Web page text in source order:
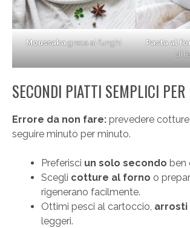
Moussakagreca ai funghi Pasta al
di
SECONDI PIATTI SEMPLICI PER
Errore da non fare: prevedere
seguire minuto per minuto.
Preferisci un solo secondo ben
Scegli cotture al forno o
rigenerano facilmente.
Ottimi pesci al cartoccio, arrosti
leggeri.